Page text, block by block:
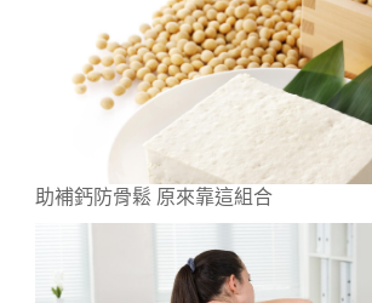
助補鈣防骨鬆 原來靠這組合